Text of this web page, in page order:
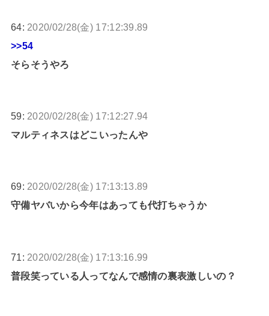
64: 2020/02/28(金) 17:12:39.89
>>54
そらそうやろ
59: 2020/02/28(金) 17:12:27.94
マルティネスはどこいったんや
69: 2020/02/28(金) 17:13:13.89
守備ヤバいから今年はあっても代打ちゃうか
71: 2020/02/28(金) 17:13:16.99
普段笑っている人ってなんで感情の裏表激しいの？